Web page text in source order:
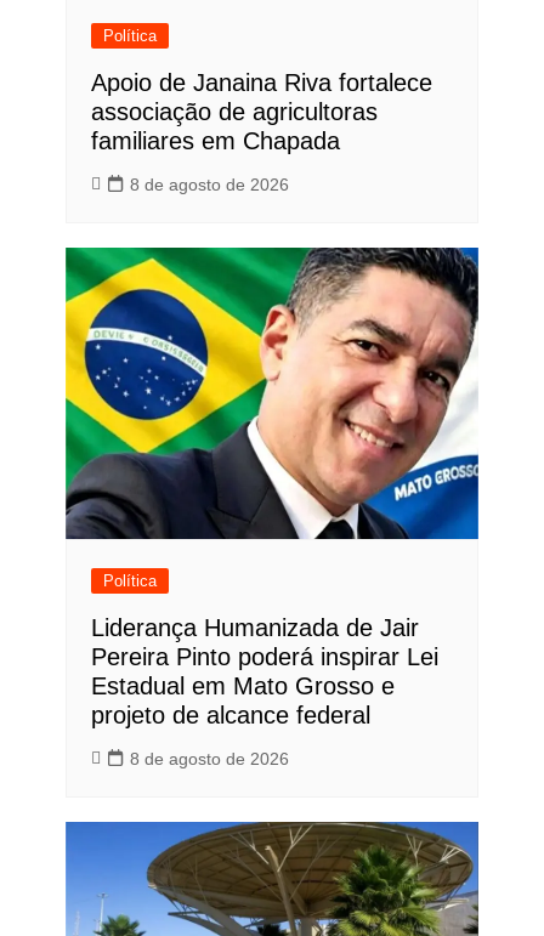
Política
Apoio de Janaina Riva fortalece
associação de agricultoras
familiares em Chapada
8 de agosto de 2026
Política
Liderança Humanizada de Jair
Pereira Pinto poderá inspirar Lei
Estadual em Mato Grosso e
projeto de alcance federal
8 de agosto de 2026